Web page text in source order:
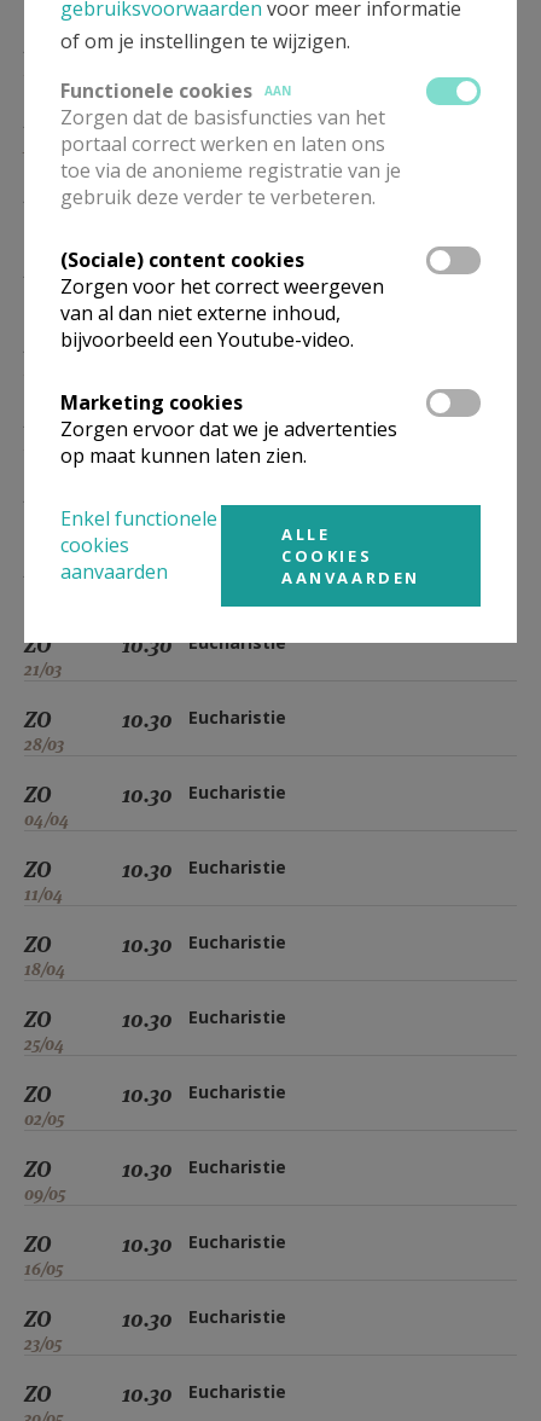
10.30 Eucharistie
10.30 Eucharistie
10.30 Eucharistie
14/02
10.30 Eucharistie
10.30 Eucharistie
10.30 Eucharistie
10.30 Eucharistie
ZO
21/03
10.30 Eucharistie
ZO
28/03
10.30 Eucharistie
ZO
04/04
10.30 Eucharistie
ZO
11/04
10.30 Eucharistie
ZO
18/04
10.30 Eucharistie
ZO
25/04
10.30 Eucharistie
ZO
02/05
10.30 Eucharistie
ZO
09/05
10.30 Eucharistie
ZO
16/05
10.30 Eucharistie
ZO
23/05
10.30 Eucharistie
ZO 10.30 Eucharistie
gebruiksvoorwaarden voor meer informatie
of om je instellingen te wijzigen.
Functionele cookies
AAN
Zorgen dat de basisfuncties van het
portaal correct werken en laten ons
toe via de anonieme registratie van je
gebruik deze verder te verbeteren.
(Sociale) content cookies
Zorgen voor het correct weergeven
van al dan niet externe inhoud,
bijvoorbeeld een Youtube-video.
Marketing cookies
Zorgen ervoor dat we je advertenties
op maat kunnen laten zien.
Enkel functionele
cookies
aanvaarden
ALLE
COOKIES
AANVAARDEN